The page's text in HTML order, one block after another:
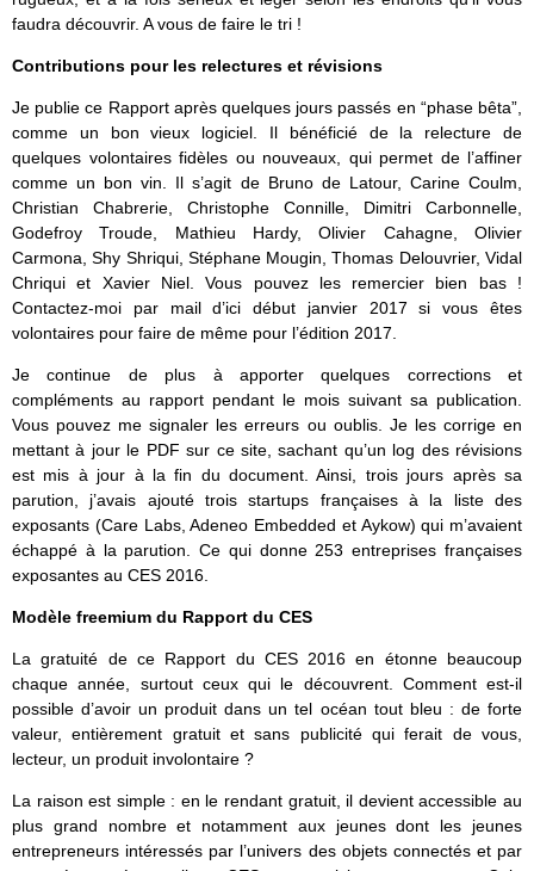
faudra découvrir. A vous de faire le tri !
Contributions pour les relectures et révisions
Je publie ce Rapport après quelques jours passés en “phase bêta”,
comme un bon vieux logiciel. Il bénéficié de la relecture de
quelques volontaires fidèles ou nouveaux, qui permet de l’affiner
comme un bon vin. Il s’agit de Bruno de Latour, Carine Coulm,
Christian Chabrerie, Christophe Connille, Dimitri Carbonnelle,
Godefroy Troude, Mathieu Hardy, Olivier Cahagne, Olivier
Carmona, Shy Shriqui, Stéphane Mougin, Thomas Delouvrier, Vidal
Chriqui et Xavier Niel. Vous pouvez les remercier bien bas !
Contactez-moi par mail d’ici début janvier 2017 si vous êtes
volontaires pour faire de même pour l’édition 2017.
Je continue de plus à apporter quelques corrections et
compléments au rapport pendant le mois suivant sa publication.
Vous pouvez me signaler les erreurs ou oublis. Je les corrige en
mettant à jour le PDF sur ce site, sachant qu’un log des révisions
est mis à jour à la fin du document. Ainsi, trois jours après sa
parution, j’avais ajouté trois startups françaises à la liste des
exposants (Care Labs, Adeneo Embedded et Aykow) qui m’avaient
échappé à la parution. Ce qui donne 253 entreprises françaises
exposantes au CES 2016.
Modèle freemium du Rapport du CES
La gratuité de ce Rapport du CES 2016 en étonne beaucoup
chaque année, surtout ceux qui le découvrent. Comment est-il
possible d’avoir un produit dans un tel océan tout bleu : de forte
valeur, entièrement gratuit et sans publicité qui ferait de vous,
lecteur, un produit involontaire ?
La raison est simple : en le rendant gratuit, il devient accessible au
plus grand nombre et notamment aux jeunes dont les jeunes
entrepreneurs intéressés par l’univers des objets connectés et par